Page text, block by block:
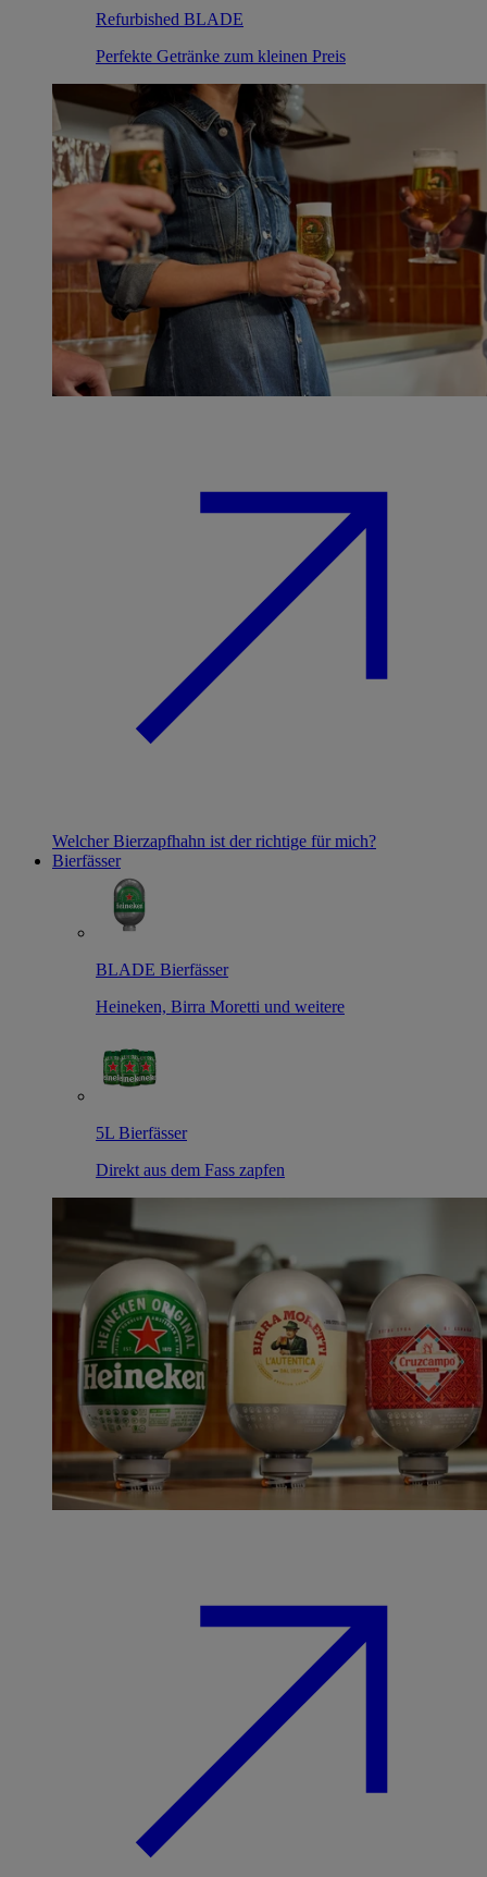
Refurbished BLADE
Perfekte Getränke zum kleinen Preis
Welcher Bierzapfhahn ist der richtige für mich?
Bierfässer
BLADE Bierfässer
Heineken, Birra Moretti und weitere
5L Bierfässer
Direkt aus dem Fass zapfen